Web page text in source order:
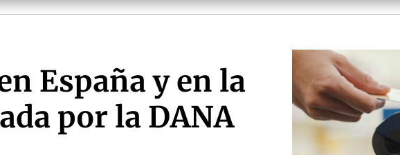
España y en la
por la DANA